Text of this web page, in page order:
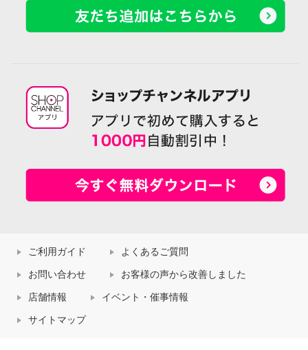
ご利用ガイド よくあるご質問
お問い合わせ お客様の声から改善しました
店舗情報 イベント・催事情報
サイトマップ